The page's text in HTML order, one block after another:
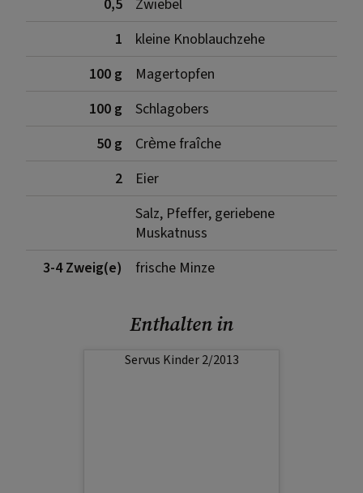
0,5
Zwiebel
1
kleine Knoblauchzehe
100 g
Magertopfen
100 g
Schlagobers
50 g
Crème fraîche
2
Eier
Salz, Pfeffer, geriebene
Muskatnuss
3-4 Zweig(e)
frische Minze
Enthalten in
Servus Kinder 2/2013